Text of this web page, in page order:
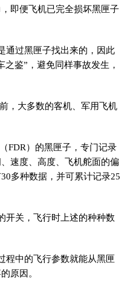
即便飞机已完全损坏黑匣子
通过黑匣子找出来的，因此
鉴”，避免同样事故发生，
，大多数的客机、军用飞机
FDR）的黑匣子，专门记录
速度、高度、飞机舵面的偏
多种数据，并可累计记录25
开关，飞行时上述的种种数
程中的飞行参数就能从黑匣
原因。